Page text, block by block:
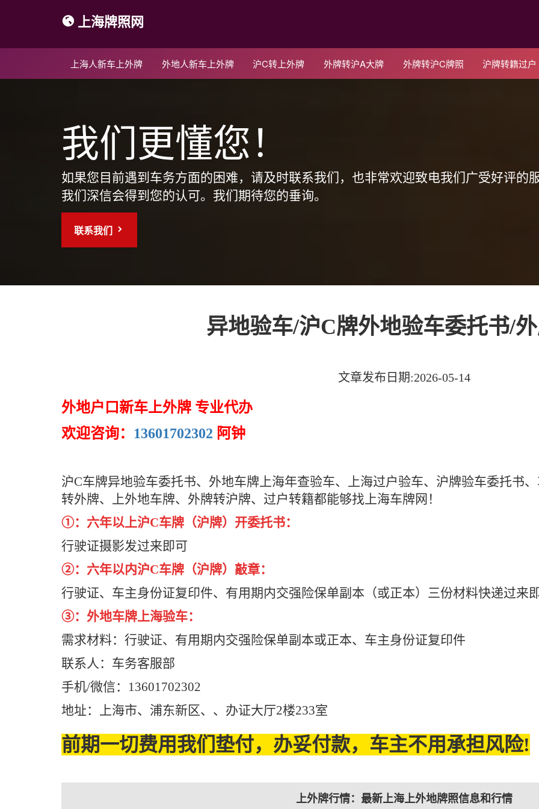
上海牌照网
上海人新车上外牌 外地人新车上外牌 沪C转上外牌 外牌转沪A大牌 外牌转沪C牌照 沪牌转籍过户
我们更懂您！
如果您目前遇到车务方面的困难，请及时联系我们，也非常欢迎致电我们广受好评的
我们深信会得到您的认可。我们期待您的垂询。
联系我们
异地验车/沪C牌外地验车委托书/
文章发布日期:2026-05-14
外地户口新车上外牌 专业代办
欢迎咨询： 13601702302 阿钟
沪C车牌异地验车委托书、外地车牌上海年查验车、上海过户验车、沪牌验车委托书
转外牌、上外地车牌、外牌转沪牌、过户转籍都能够找上海车牌网！
①：六年以上沪C车牌（沪牌）开委托书：
行驶证摄影发过来即可
②：六年以内沪C车牌（沪牌）敲章：
行驶证、车主身份证复印件、有用期内交强险保单副本（或正本）三份材料快递过来
③：外地车牌上海验车：
需求材料：行驶证、有用期内交强险保单副本或正本、车主身份证复印件
联系人：车务客服部
手机/微信：13601702302
地址：上海市、浦东新区、、办证大厅2楼233室
前期一切费用我们垫付，办妥付款，车主不用承担风险!
上外牌行情：最新上海上外地牌照信息和行情